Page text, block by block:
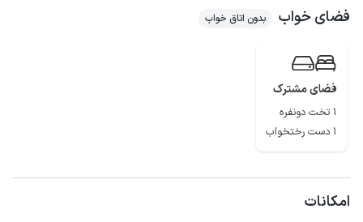
فضای خواب بدون اتاق خواب
فضای مشترک
1 تخت دونفره
1 دست رختخواب
امکانات